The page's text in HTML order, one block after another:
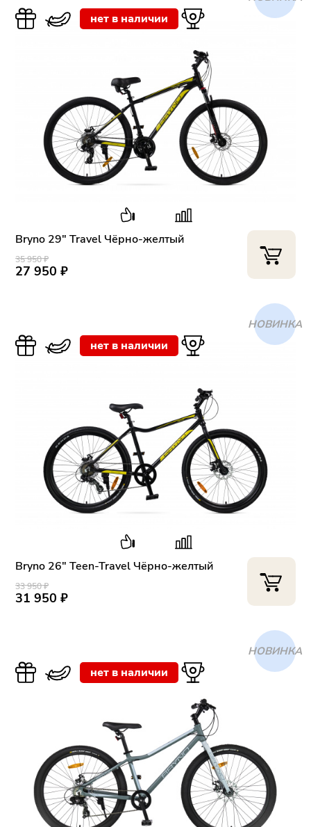
нет в наличии
Bryno 29" Travel Чёрно-желтый
35 950 ₽
27 950 ₽
нет в наличии
ХИТ
Bryno 26" Teen-Travel Чёрно-желтый
33 950 ₽
31 950 ₽
нет в наличии
ХИТ